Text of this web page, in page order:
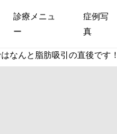
診療メニュ
ー
症例写
真
なんと脂肪吸引の直後です